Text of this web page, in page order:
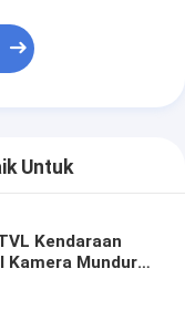
Untuk
Kendaraan
Kamera Mundur